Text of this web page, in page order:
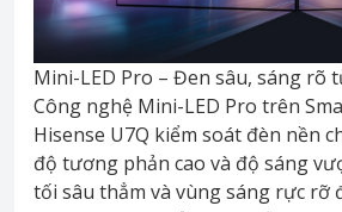
Mini-LED Pro – Đen sâu, sáng rõ
Công nghệ Mini-LED Pro trên
Hisense U7Q kiểm soát đèn nền
độ tương phản cao và độ sáng
tối sâu thẳm và vùng sáng rực rỡ